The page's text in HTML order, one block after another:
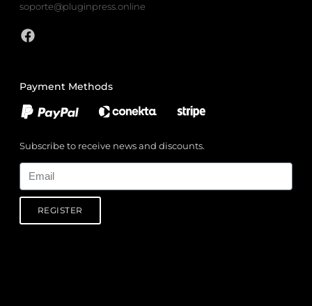
soporte@pluginpress.online
Payment Methods
Subscribe to receive news and discounts.
REGISTER